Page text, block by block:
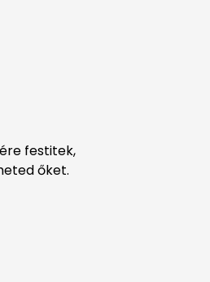
festitek,
őket.